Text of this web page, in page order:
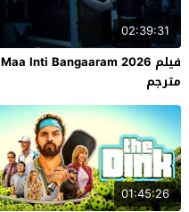
02:39:31
فيلم Maa Inti Bangaaram 2026
مترجم
01:45:26